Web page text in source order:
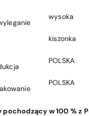
wysoka
kiszonka
POLSKA
POLSKA
pochodzący w 100 % z